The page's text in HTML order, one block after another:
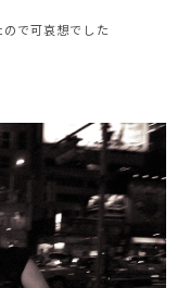
で可哀想でした